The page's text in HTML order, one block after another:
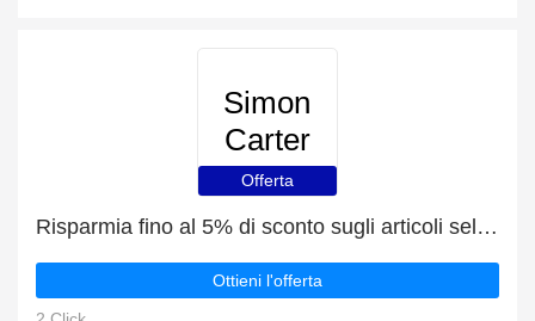
Simon
Carter
Offerta
Risparmia fino al 5% di sconto sugli articoli selezionati
Ottieni l'offerta